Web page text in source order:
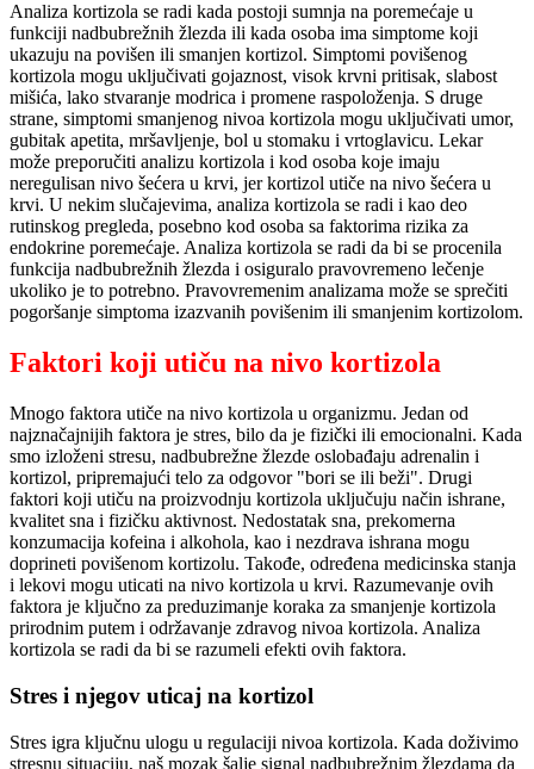
Analiza kortizola se radi kada postoji sumnja na poremećaje u
funkciji nadbubrežnih žlezda ili kada osoba ima simptome koji
ukazuju na povišen ili smanjen kortizol. Simptomi povišenog
kortizola mogu uključivati gojaznost, visok krvni pritisak, slabost
mišića, lako stvaranje modrica i promene raspoloženja. S druge
strane, simptomi smanjenog nivoa kortizola mogu uključivati umor,
gubitak apetita, mršavljenje, bol u stomaku i vrtoglavicu. Lekar
može preporučiti analizu kortizola i kod osoba koje imaju
neregulisan nivo šećera u krvi, jer kortizol utiče na nivo šećera u
krvi. U nekim slučajevima, analiza kortizola se radi i kao deo
rutinskog pregleda, posebno kod osoba sa faktorima rizika za
endokrine poremećaje. Analiza kortizola se radi da bi se procenila
funkcija nadbubrežnih žlezda i osiguralo pravovremeno lečenje
ukoliko je to potrebno. Pravovremenim analizama može se sprečiti
pogoršanje simptoma izazvanih povišenim ili smanjenim kortizolom.
Faktori koji utiču na nivo kortizola
Mnogo faktora utiče na nivo kortizola u organizmu. Jedan od
najznačajnijih faktora je stres, bilo da je fizički ili emocionalni. Kada
smo izloženi stresu, nadbubrežne žlezde oslobađaju adrenalin i
kortizol, pripremajući telo za odgovor "bori se ili beži". Drugi
faktori koji utiču na proizvodnju kortizola uključuju način ishrane,
kvalitet sna i fizičku aktivnost. Nedostatak sna, prekomerna
konzumacija kofeina i alkohola, kao i nezdrava ishrana mogu
doprineti povišenom kortizolu. Takođe, određena medicinska stanja
i lekovi mogu uticati na nivo kortizola u krvi. Razumevanje ovih
faktora je ključno za preduzimanje koraka za smanjenje kortizola
prirodnim putem i održavanje zdravog nivoa kortizola. Analiza
kortizola se radi da bi se razumeli efekti ovih faktora.
Stres i njegov uticaj na kortizol
Stres igra ključnu ulogu u regulaciji nivoa kortizola. Kada doživimo
stresnu situaciju, naš mozak šalje signal nadbubrežnim žlezdama da